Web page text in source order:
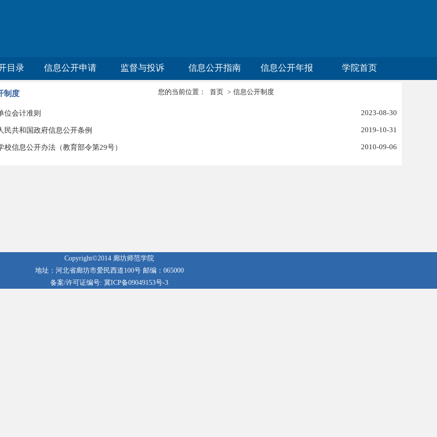
目录 信息公开申请 监督与投诉 信息公开指南 信息公开年报 学院首页
制度 您的当前位置： 首页 > 信息公开制度
位会计准则 2023-08-30
民共和国政府信息公开条例 2019-10-31
校信息公开办法（教育部令第29号） 2010-09-06
Copyright©2014 廊坊师范学院
地址：河北省廊坊市爱民西道100号 邮编：065000
备案/许可证编号: 冀ICP备09049153号-3